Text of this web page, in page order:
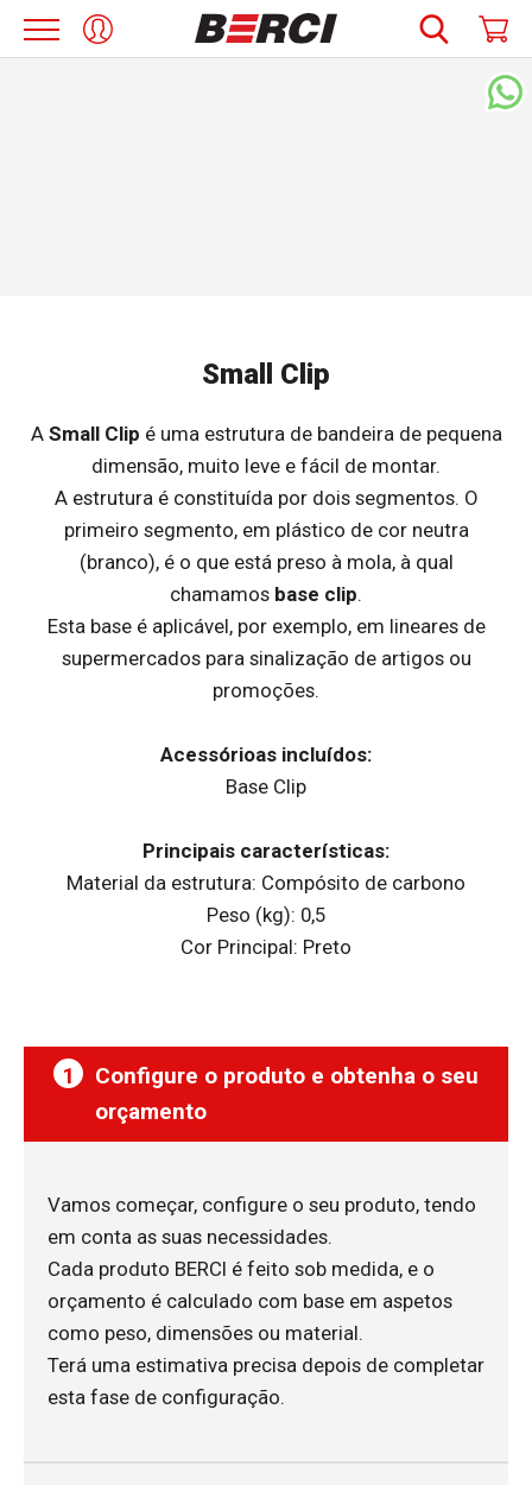
Small Clip
A Small Clip é uma estrutura de bandeira de pequena
dimensão, muito leve e fácil de montar.
A estrutura é constituída por dois segmentos. O
primeiro segmento, em plástico de cor neutra
(branco), é o que está preso à mola, à qual
chamamos base clip.
Esta base é aplicável, por exemplo, em lineares de
supermercados para sinalização de artigos ou
promoções.
Acessórioas incluídos:
Base Clip
Principais características:
Material da estrutura: Compósito de carbono
Peso (kg): 0,5
Cor Principal: Preto
1
Configure o produto e obtenha o seu
orçamento
Vamos começar, configure o seu produto, tendo
em conta as suas necessidades.
Cada produto BERCI é feito sob medida, e o
orçamento é calculado com base em aspetos
como peso, dimensões ou material.
Terá uma estimativa precisa depois de completar
esta fase de configuração.